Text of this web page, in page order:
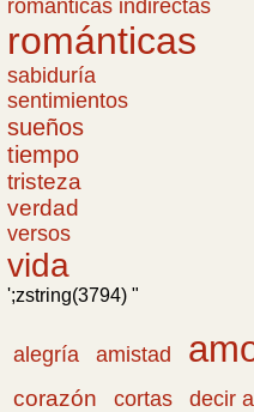
romanticas indirectas
románticas
sabiduría
sentimientos
sueños
tiempo
tristeza
verdad
versos
vida
';zstring(3794) "
alegría amistad
corazón
cortas decir